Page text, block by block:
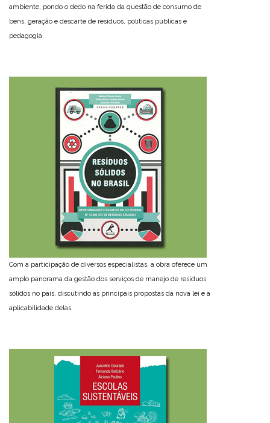
ambiente, pondo o dedo na ferida da questão de consumo de
bens, geração e descarte de resíduos, políticas públicas e
pedagogia.
Com a participação de diversos especialistas, a obra oferece um
amplo panorama da gestão dos serviços de manejo de resíduos
sólidos no país, discutindo as principais propostas da nova lei e a
aplicabilidade delas.